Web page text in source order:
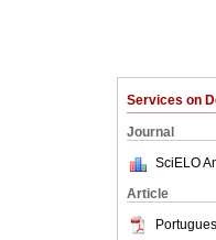
Services on
Journal
SciELO
Article